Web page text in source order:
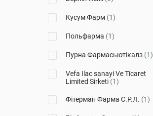
Кусум Фарм (1)
Польфарма (1)
Пурна Фармасьютікалз (1)
Vеfa Ilac sanayi Ve Ticaret
Limited Sirketi (1)
Фітерман Фарма С.Р.Л. (1)